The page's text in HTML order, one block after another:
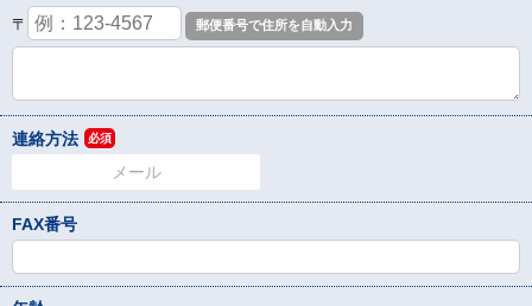
〒
連絡方法 必須
メール
FAX番号